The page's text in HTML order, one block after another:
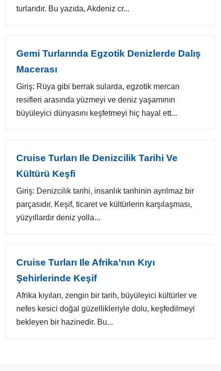
turlarıdır. Bu yazıda, Akdeniz cr...
Gemi Turlarında Egzotik Denizlerde Dalış
Macerası
Giriş: Rüya gibi berrak sularda, egzotik mercan
resifleri arasında yüzmeyi ve deniz yaşamının
büyüleyici dünyasını keşfetmeyi hiç hayal ett...
Cruise Turları Ile Denizcilik Tarihi Ve
Kültürü Keşfi
Giriş: Denizcilik tarihi, insanlık tarihinin ayrılmaz bir
parçasıdır. Keşif, ticaret ve kültürlerin karşılaşması,
yüzyıllardır deniz yolla...
Cruise Turları Ile Afrika’nın Kıyı
Şehirlerinde Keşif
Afrika kıyıları, zengin bir tarih, büyüleyici kültürler ve
nefes kesici doğal güzellikleriyle dolu, keşfedilmeyi
bekleyen bir hazinedir. Bu...